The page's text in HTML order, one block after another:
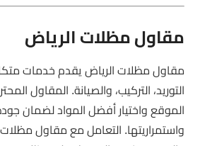
مقاول مظلات الرياض
مقاول مظلات الرياض يقدم خدمات
التوريد، التركيب، والصيانة. المقاول
الموقع واختيار أفضل المواد لضمان
واستمراريتها. التعامل مع مقاول